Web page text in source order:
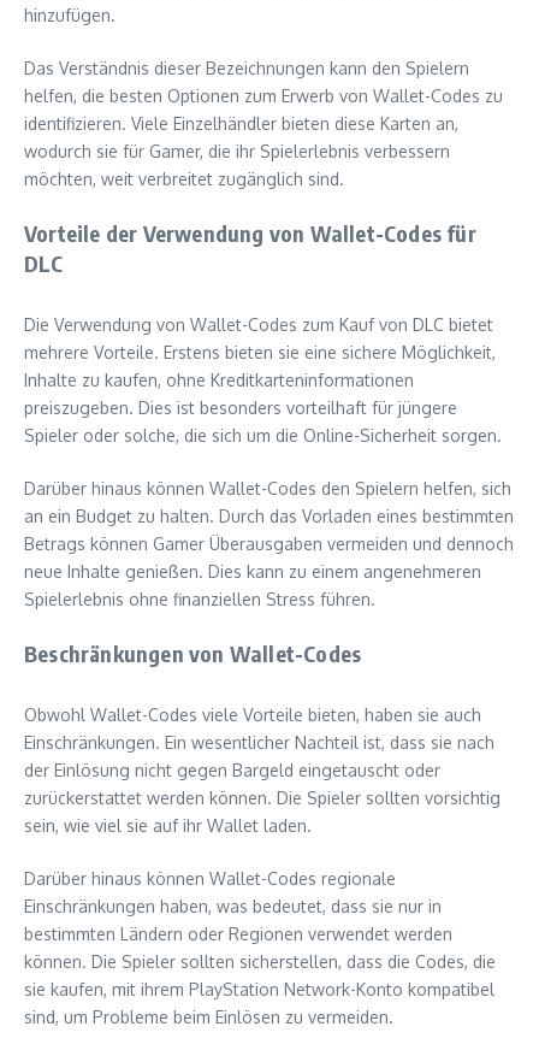
hinzufügen.
Das Verständnis dieser Bezeichnungen kann den Spielern
helfen, die besten Optionen zum Erwerb von Wallet-Codes zu
identifizieren. Viele Einzelhändler bieten diese Karten an,
wodurch sie für Gamer, die ihr Spielerlebnis verbessern
möchten, weit verbreitet zugänglich sind.
Vorteile der Verwendung von Wallet-Codes für
DLC
Die Verwendung von Wallet-Codes zum Kauf von DLC bietet
mehrere Vorteile. Erstens bieten sie eine sichere Möglichkeit,
Inhalte zu kaufen, ohne Kreditkarteninformationen
preiszugeben. Dies ist besonders vorteilhaft für jüngere
Spieler oder solche, die sich um die Online-Sicherheit sorgen.
Darüber hinaus können Wallet-Codes den Spielern helfen, sich
an ein Budget zu halten. Durch das Vorladen eines bestimmten
Betrags können Gamer Überausgaben vermeiden und dennoch
neue Inhalte genießen. Dies kann zu einem angenehmeren
Spielerlebnis ohne finanziellen Stress führen.
Beschränkungen von Wallet-Codes
Obwohl Wallet-Codes viele Vorteile bieten, haben sie auch
Einschränkungen. Ein wesentlicher Nachteil ist, dass sie nach
der Einlösung nicht gegen Bargeld eingetauscht oder
zurückerstattet werden können. Die Spieler sollten vorsichtig
sein, wie viel sie auf ihr Wallet laden.
Darüber hinaus können Wallet-Codes regionale
Einschränkungen haben, was bedeutet, dass sie nur in
bestimmten Ländern oder Regionen verwendet werden
können. Die Spieler sollten sicherstellen, dass die Codes, die
sie kaufen, mit ihrem PlayStation Network-Konto kompatibel
sind, um Probleme beim Einlösen zu vermeiden.